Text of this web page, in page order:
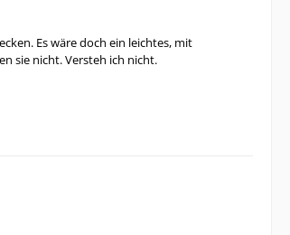
Es wäre doch ein leichtes, mit
sie nicht. Versteh ich nicht.